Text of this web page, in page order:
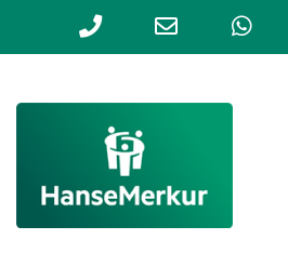
Phone
calling
Email